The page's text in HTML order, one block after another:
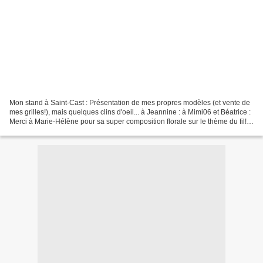
Mon stand à Saint-Cast : Présentation de mes propres modèles (et vente de
mes grilles!), mais quelques clins d'oeil... à Jeannine : à Mimi06 et Béatrice :
Merci à Marie-Hélène pour sa super composition florale sur le thème du fil!